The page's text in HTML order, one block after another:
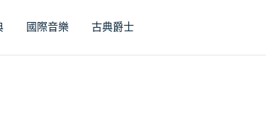
國際音樂 古典爵士